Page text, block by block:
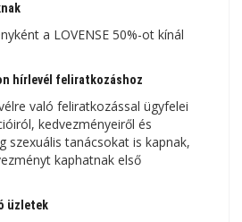
a LOVENSE 50%-ot kínál
hírlevél feliratkozáshoz
való feliratkozással ügyfelei
kedvezményeiről és
szexuális tanácsokat is kapnak,
kaphatnak első
üzletek